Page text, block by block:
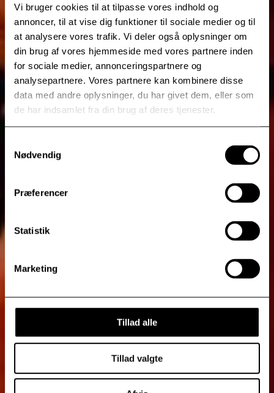
Vi bruger cookies til at tilpasse vores indhold og
annoncer, til at vise dig funktioner til sociale medier og til
at analysere vores trafik. Vi deler også oplysninger om
din brug af vores hjemmeside med vores partnere inden
for sociale medier, annonceringspartnere og
analysepartnere. Vores partnere kan kombinere disse
data med andre oplysninger, du har givet dem, eller som
de har indsamlet fra din brug af deres tjenester.
Nødvendig
Præferencer
Statistik
Marketing
Tillad alle
Tillad valgte